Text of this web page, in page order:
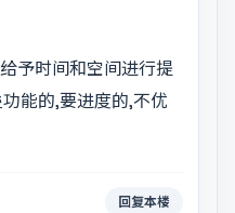
予时间和空间进行提
能的,要进度的,不优
回复本楼